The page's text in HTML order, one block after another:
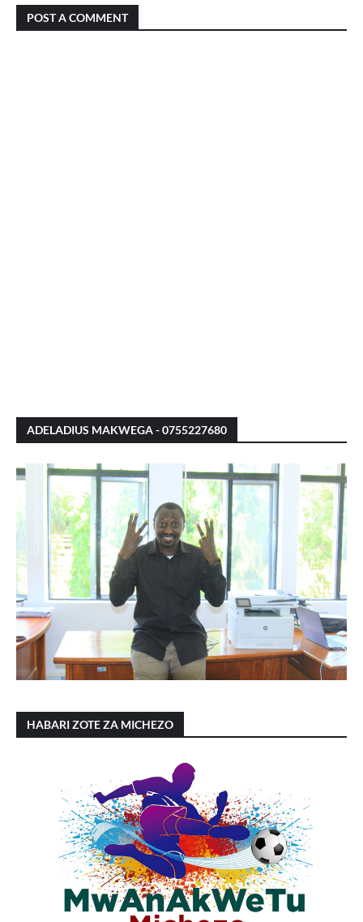
POST A COMMENT
ADELADIUS MAKWEGA - 0755227680
HABARI ZOTE ZA MICHEZO